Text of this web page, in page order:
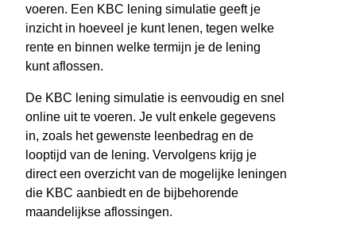
voeren. Een KBC lening simulatie geeft je
inzicht in hoeveel je kunt lenen, tegen welke
rente en binnen welke termijn je de lening
kunt aflossen.
De KBC lening simulatie is eenvoudig en snel
online uit te voeren. Je vult enkele gegevens
in, zoals het gewenste leenbedrag en de
looptijd van de lening. Vervolgens krijg je
direct een overzicht van de mogelijke leningen
die KBC aanbiedt en de bijbehorende
maandelijkse aflossingen.